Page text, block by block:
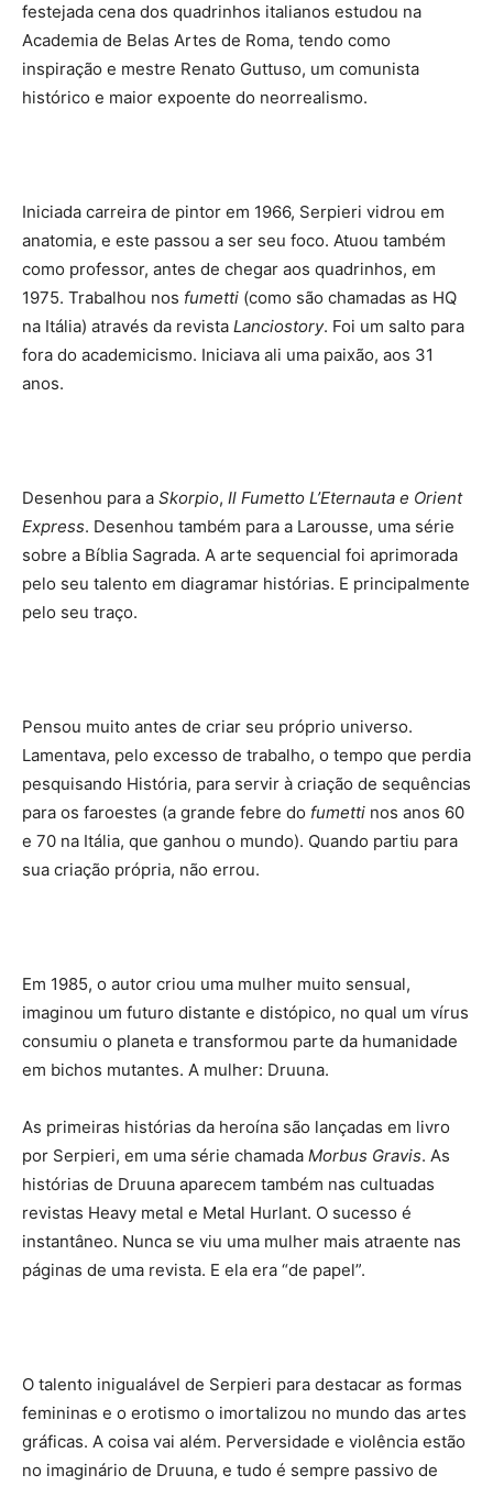
festejada cena dos quadrinhos italianos estudou na
Academia de Belas Artes de Roma, tendo como
inspiração e mestre Renato Guttuso, um comunista
histórico e maior expoente do neorrealismo.
Iniciada carreira de pintor em 1966, Serpieri vidrou em
anatomia, e este passou a ser seu foco. Atuou também
como professor, antes de chegar aos quadrinhos, em
1975. Trabalhou nos fumetti (como são chamadas as HQ
na Itália) através da revista Lanciostory. Foi um salto para
fora do academicismo. Iniciava ali uma paixão, aos 31
anos.
Desenhou para a Skorpio, Il Fumetto L’Eternauta e Orient
Express. Desenhou também para a Larousse, uma série
sobre a Bíblia Sagrada. A arte sequencial foi aprimorada
pelo seu talento em diagramar histórias. E principalmente
pelo seu traço.
Pensou muito antes de criar seu próprio universo.
Lamentava, pelo excesso de trabalho, o tempo que perdia
pesquisando História, para servir à criação de sequências
para os faroestes (a grande febre do fumetti nos anos 60
e 70 na Itália, que ganhou o mundo). Quando partiu para
sua criação própria, não errou.
Em 1985, o autor criou uma mulher muito sensual,
imaginou um futuro distante e distópico, no qual um vírus
consumiu o planeta e transformou parte da humanidade
em bichos mutantes. A mulher: Druuna.
As primeiras histórias da heroína são lançadas em livro
por Serpieri, em uma série chamada Morbus Gravis. As
histórias de Druuna aparecem também nas cultuadas
revistas Heavy metal e Metal Hurlant. O sucesso é
instantâneo. Nunca se viu uma mulher mais atraente nas
páginas de uma revista. E ela era “de papel”.
O talento inigualável de Serpieri para destacar as formas
femininas e o erotismo o imortalizou no mundo das artes
gráficas. A coisa vai além. Perversidade e violência estão
no imaginário de Druuna, e tudo é sempre passivo de